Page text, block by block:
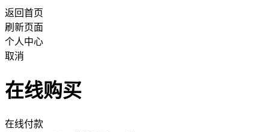
返回首页
刷新页面
个人中心
取消
在线购买
在线付款